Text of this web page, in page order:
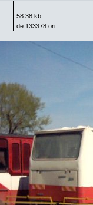
58.38 kb
de 133378 ori